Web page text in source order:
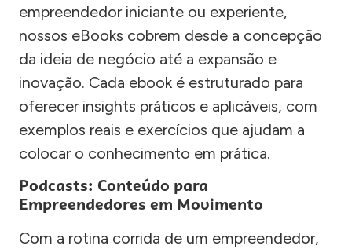
empreendedor iniciante ou experiente,
nossos eBooks cobrem desde a concepção
da ideia de negócio até a expansão e
inovação. Cada ebook é estruturado para
oferecer insights práticos e aplicáveis, com
exemplos reais e exercícios que ajudam a
colocar o conhecimento em prática.
Podcasts: Conteúdo para
Empreendedores em Movimento
Com a rotina corrida de um empreendedor,